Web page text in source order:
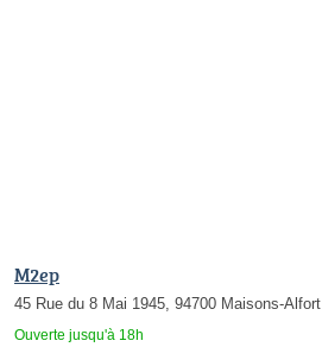
M2ep
45 Rue du 8 Mai 1945, 94700 Maisons-Alfort
Ouverte jusqu'à 18h